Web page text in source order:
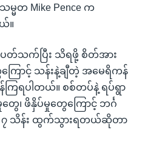
မတ Mike Pence က
။
ပတ်သက်ပြီး သိရဖို့ စိတ်အား
ြောင့် သန်းနဲ့ချီတဲ့ အမေရိကန်
ကြရပါတယ်။ စစ်တပ်နဲ့ ရပ်ရွာ
၊ ဖိနှိပ်မှုတွေကြောင့် ဘင်္ဂ
၇ သိန်း ထွက်သွားရတယ်ဆိုတာ